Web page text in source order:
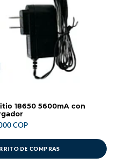
18650 5600mA con
COP
DE COMPRAS